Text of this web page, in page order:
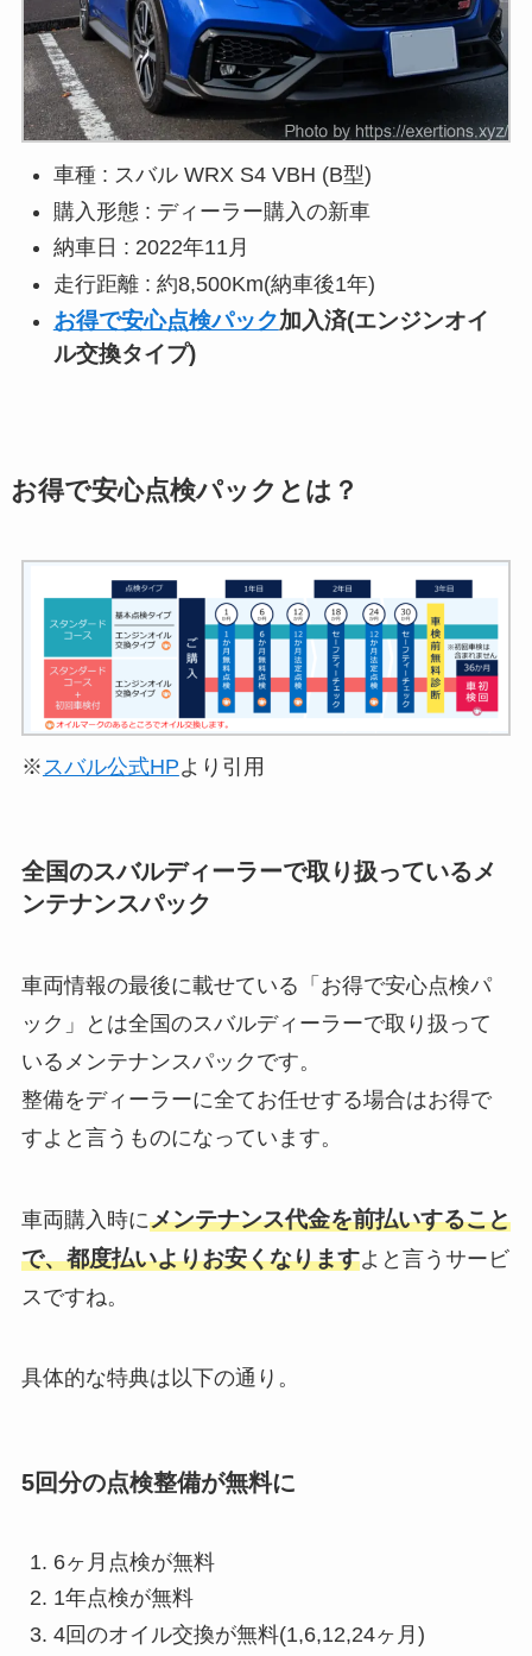
車種 : スバル WRX S4 VBH (B型)
購入形態 : ディーラー購入の新車
納車日 : 2022年11月
走行距離 : 約8,500Km(納車後1年)
お得で安心点検パック加入済(エンジンオイ
ル交換タイプ)
お得で安心点検パックとは？
※ スバル公式HPより引用
全国のスバルディーラーで取り扱っているメ
ンテナンスパック
車両情報の最後に載せている「お得で安心点検パ
ック」とは全国のスバルディーラーで取り扱って
いるメンテナンスパックです。
整備をディーラーに全てお任せする場合はお得で
すよと言うものになっています。
車両購入時にメンテナンス代金を前払いすること
で、都度払いよりお安くなりますよと言うサービ
スですね。
具体的な特典は以下の通り。
5回分の点検整備が無料に
6ヶ月点検が無料
1年点検が無料
4回のオイル交換が無料(1,6,12,24ヶ月)